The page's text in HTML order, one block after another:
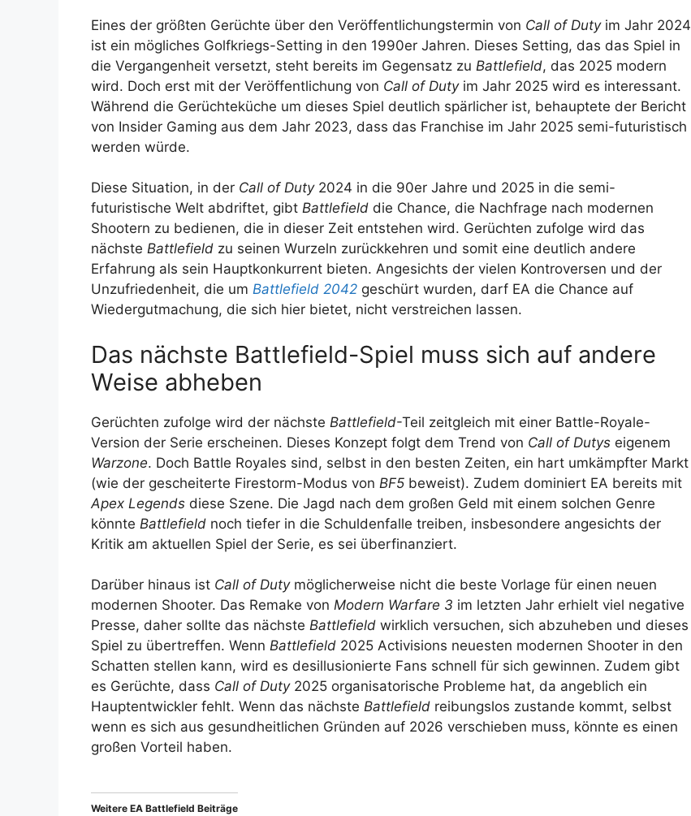
Eines der größten Gerüchte über den Veröffentlichungstermin von Call of Dutyim Jahr 2024
ist ein mögliches Golfkriegs-Setting in den 1990er Jahren. Dieses Setting, das das Spiel in
die Vergangenheit versetzt, steht bereits im Gegensatz zu Battlefield, das 2025 modern
wird. Doch erst mit der Veröffentlichung von Call of Dutyim Jahr 2025 wird es interessant.
Während die Gerüchteküche um dieses Spiel deutlich spärlicher ist, behauptete der Bericht
von Insider Gaming aus dem Jahr 2023, dass das Franchise im Jahr 2025 semi-futuristisch
werden würde.
Diese Situation, in der Call of Duty2024 in die 90er Jahre und 2025 in die semi-
futuristische Welt abdriftet, gibt Battlefield die Chance, die Nachfrage nach modernen
Shootern zu bedienen, die in dieser Zeit entstehen wird. Gerüchten zufolge wird das
nächste Battlefield zu seinen Wurzeln zurückkehren und somit eine deutlich andere
Erfahrung als sein Hauptkonkurrent bieten. Angesichts der vielen Kontroversen und der
Unzufriedenheit, die um Battlefield 2042 geschürt wurden, darf EA die Chance auf
Wiedergutmachung, die sich hier bietet, nicht verstreichen lassen.
Das nächste Battlefield-Spiel muss sich auf andere
Weise abheben
Gerüchten zufolge wird der nächste Battlefield-Teil zeitgleich mit einer Battle-Royale-
Version der Serie erscheinen. Dieses Konzept folgt dem Trend von Call of Dutys eigenem
Warzone. Doch Battle Royales sind, selbst in den besten Zeiten, ein hart umkämpfter Markt
(wie der gescheiterte Firestorm-Modus von BF5 beweist). Zudem dominiert EA bereits mit
Apex Legends diese Szene. Die Jagd nach dem großen Geld mit einem solchen Genre
könnte Battlefield noch tiefer in die Schuldenfalle treiben, insbesondere angesichts der
Kritik am aktuellen Spiel der Serie, es sei überfinanziert.
Darüber hinaus ist Call of Dutymöglicherweise nicht die beste Vorlage für einen neuen
modernen Shooter. Das Remake von Modern Warfare 3 im letzten Jahr erhielt viel negative
Presse, daher sollte das nächste Battlefield wirklich versuchen, sich abzuheben und dieses
Spiel zu übertreffen. Wenn Battlefield 2025 Activisions neuesten modernen Shooter in den
Schatten stellen kann, wird es desillusionierte Fans schnell für sich gewinnen. Zudem gibt
es Gerüchte, dass Call of Duty2025 organisatorische Probleme hat, da angeblich ein
Hauptentwickler fehlt. Wenn das nächste Battlefield reibungslos zustande kommt, selbst
wenn es sich aus gesundheitlichen Gründen auf 2026 verschieben muss, könnte es einen
großen Vorteil haben.
Weitere EA Battlefield Beiträge